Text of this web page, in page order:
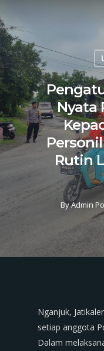
to
main
content
Nyata
Rutin
ByAdmin
Nganjuk,
setiap anggota
Dalam